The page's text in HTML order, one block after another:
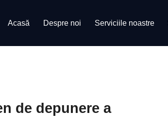
Acasă Despre noi Serviciile noastre
de depunere a